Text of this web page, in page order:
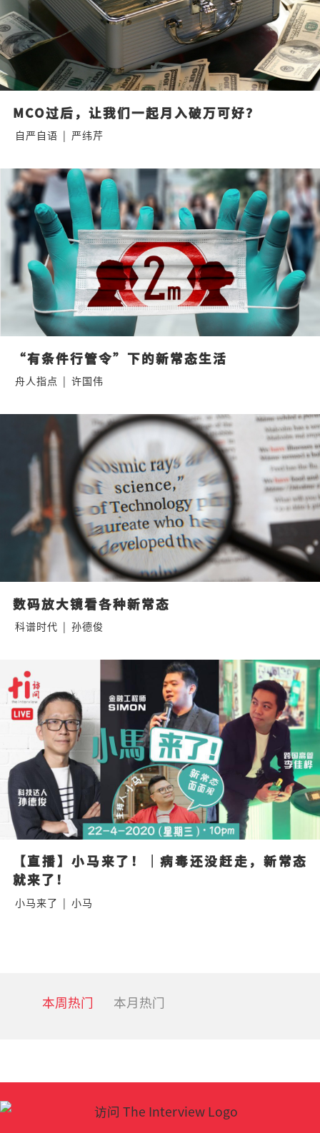
MCO过后，让我们一起月入破万可好？
自严自语 | 严纬芹
“有条件行管令”下的新常态生活
舟人指点 | 许国伟
数码放大镜看各种新常态
科谱时代 | 孙德俊
【直播】小马来了！｜病毒还没赶走，新常态
就来了！
小马来了 | 小马
本周热门 本月热门